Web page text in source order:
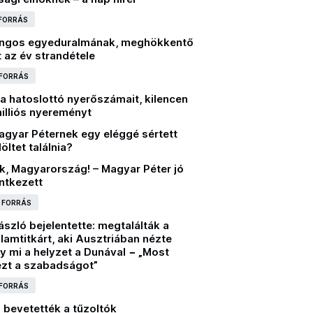
egyeduralmának, meghökkentő
év strandétele
hatoslottó nyerőszámait, kilencen
nyereményt
Péternek egy eléggé sértett
találnia?
Magyarország! – Magyar Péter jó
bejelentette: megtalálták a
aki Ausztriában nézte
mi a helyzet a Dunával − „Most
a szabadságot”
bevetették a tűzoltók